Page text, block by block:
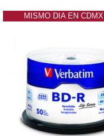
MISMO DIA EN CDMX